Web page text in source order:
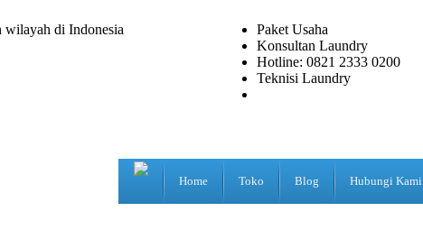
wilayah di Indonesia
Paket Usaha
Konsultan Laundry
Hotline: 0821 2333 0200
Teknisi Laundry
Home Toko Blog Hubungi Kami